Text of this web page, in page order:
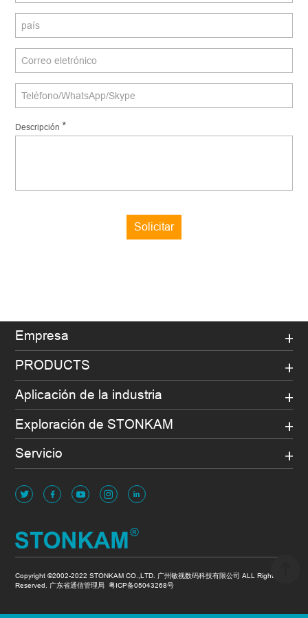
Descripción *
Solicitar
Empresa
PRODUCTS
Aplicación de la industria
Exploración de STONKAM
Servicio
Copyright ©2002-2022 STONKAM CO.,LTD. 广州敏视数码科技有限公司 ALL Rights
Reserved. 广东省通信管理局粤ICP备05043268号